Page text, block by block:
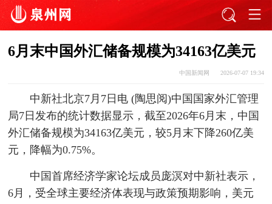
6月末中国外汇储备规模为34163亿美元
中国新闻网 2026-07-07 19:34
中新社北京7月7日电 (陶思阅)中国国家外汇管理
局7日发布的统计数据显示，截至2026年6月末，中国
外汇储备规模为34163亿美元，较5月末下降260亿美
元，降幅为0.75%。
中国首席经济学家论坛成员庞溟对中新社表示，
6月，受全球主要经济体表现与政策预期影响，美元